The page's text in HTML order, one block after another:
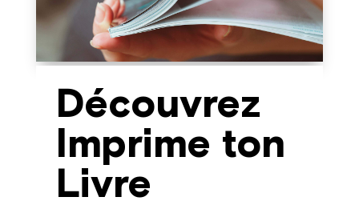
Découvrez
Imprime ton
Livre